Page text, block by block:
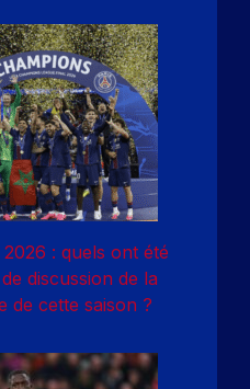
: quels ont été
discussion de la
de cette saison ?